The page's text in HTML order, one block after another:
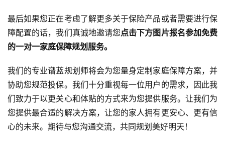
最后如果您正在考虑了解更多关于保险产品或者需要进行保
障配置的话，我们真诚地邀请您点击下方图片报名参加免费
的一对一家庭保障规划服务。
我们的专业谱蓝规划师将会为您量身定制家庭保障方案，并
协助您规范投保。我们十分重视每一位用户的需求，因此我
们致力于以更关心和体贴的方式来为您提供服务。让我们为
您提供最合适的解决方案，让您的家人拥有更安心、更有信
心的未来。期待与您沟通交流，共同规划美好明天！